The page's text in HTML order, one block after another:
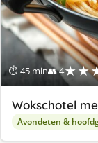
⏱ 45 min👥 4
Wokschotel
Avondeten &